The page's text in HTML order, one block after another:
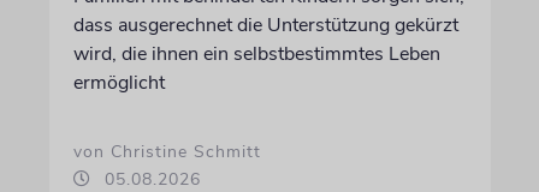
dass ausgerechnet die Unterstützung gekürzt
wird, die ihnen ein selbstbestimmtes Leben
ermöglicht
von Christine Schmitt
05.08.2026